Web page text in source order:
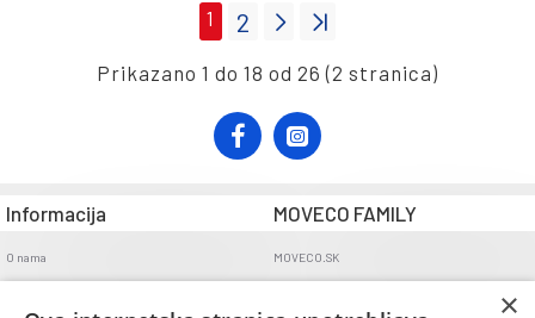
1 2
Prikazano 1 do 18 od 26 (2 stranica)
Informacija
O nama
MOVECO FAMILY
MOVECO.SK
×